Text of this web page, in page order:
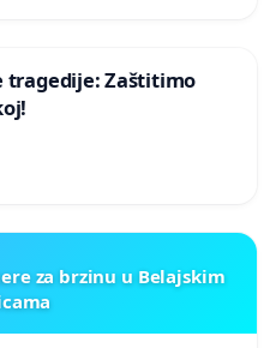
tragedije: Zaštitimo
za brzinu u Belajskim